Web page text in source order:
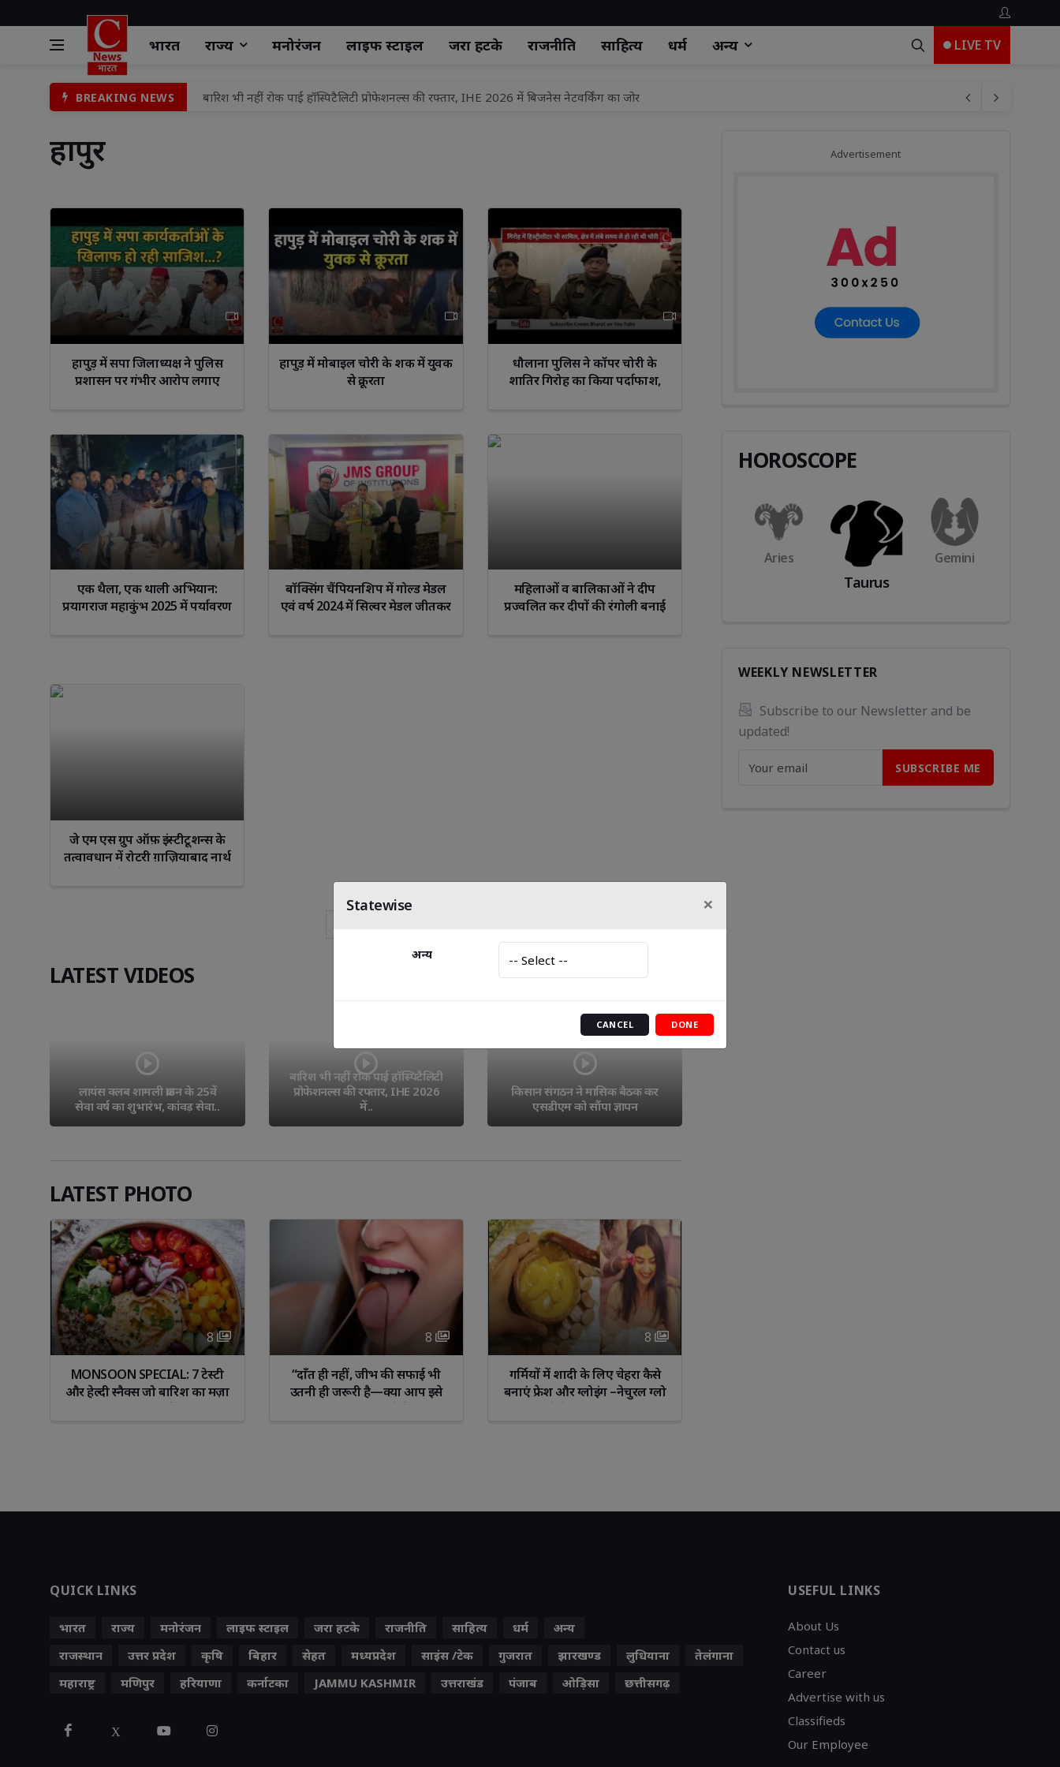
भारत राज्य मनोरंजन लाइफ स्‍टाइल जरा हटके राजनीति साहित्य धर्म अन्य LIVE TV
BREAKING NEWS
बारिश भी नहीं रोक पाई हॉस्पिटैलिटी प्रोफेशनल्स की रफ्तार, IHE 2026 में बिजनेस नेटवर्किंग का जोर
किशोरी का अपहरण कर छेड़छाड़ के मामले में आरोपी का जमानत प्रार्थना पत्र निरस्त
चोरी के आरोपी को नहीं मिली जेल से रिहाई, जमानत अर्जी खारिज
गोली मारकर हत्या के मामले में तीन को आजीवन कारावास
वरिष्ठ पुलिस अधीक्षक झाँसी द्वारा ड्यूटी के दौरान बारिश से बचने के लिए यातायात पुलिसकर्मियों को वितरित किए गए रेनकोट
लायंस क्लब शामली क्राउन के 25वें सेवा वर्ष का शुभारंभ, कांवड़ सेवा शिविर का विधायक प्रसन्न चौधरी व चेयरमैन अरविंद संगल ने किया उद्घाटन
लायंस क्लब शामली क्राउन के 25वें सेवा वर्ष का शुभारंभ, कांवड़ सेवा शिविर का विधायक प्रसन्न चौधरी व चेयरमैन अरविंद संगल ने किया उद्घाटन
हापुर
हापुड़ में सपा जिलाध्यक्ष ने पुलिस
प्रशासन पर गंभीर आरोप लगाए
हापुड़ में मोबाइल चोरी के शक में युवक
से क्रूरता
धौलाना पुलिस ने कॉपर चोरी के
शातिर गिरोह का किया पर्दाफाश,
एक थैला, एक थाली अभियान:
प्रयागराज महाकुंभ 2025 में पर्यावरण
बॉक्सिंग चैंपियनशिप में गोल्ड मेडल
एवं वर्ष 2024 में सिल्वर मेडल जीतकर
महिलाओं व बालिकाओं ने दीप
प्रज्वलित कर दीपों की रंगोली बनाई
जे एम एस ग्रुप ऑफ़ इंस्टीटूशन्स के
तत्वावधान में रोटरी ग़ाज़ियाबाद नार्थ
LATEST VIDEOS
लायंस क्लब शामली क्राउन के 25वें
सेवा वर्ष का शुभारंभ, कांवड़ सेवा..
बारिश भी नहीं रोक पाई हॉस्पिटैलिटी
प्रोफेशनल्स की रफ्तार, IHE 2026
में..
किसान संगठन ने मासिक बैठक कर
एसडीएम को सौंपा ज्ञापन
LATEST PHOTO
8
MONSOON SPECIAL: 7 टेस्टी
और हेल्दी स्नैक्स जो बारिश का मज़ा
8
“दाँत ही नहीं, जीभ की सफाई भी
उतनी ही जरूरी है—क्या आप इसे
8
गर्मियों में शादी के लिए चेहरा कैसे
बनाएं फ्रेश और ग्लोइंग –नेचुरल ग्लो
Advertisement
HOROSCOPE
Scorpio Sagittarius Aries
Taurus
Gemini
WEEKLY NEWSLETTER
Subscribe to our Newsletter and be
updated!
QUICK LINKS
भारत राज्य मनोरंजन लाइफ स्‍टाइल जरा हटके राजनीति साहित्य धर्म
अन्य
राजस्थान
उत्तर प्रदेश कृषि बिहार सेहत मध्यप्रदेश साइंस /टेक गुजरात झारखण्ड लुधियाना
तेलंगाना
महाराष्ट्र
मणिपुर हरियाणा कर्नाटका JAMMU KASHMIR उत्तराखंड पंजाब ओड़िसा छत्तीसगढ़
X
USEFUL LINKS
About Us
Contact us
Career
Advertise with us
Classifieds
Our Employee
Statewise ×
अन्य
CANCEL DONE